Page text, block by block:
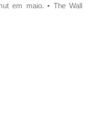
em maio. • The Wall